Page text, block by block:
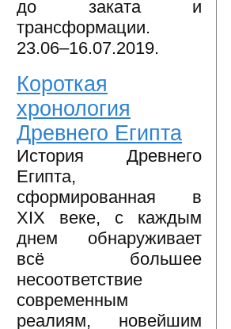
до заката и
трансформации.
23.06–16.07.2019.
Короткая
хронология
Древнего Египта
История Древнего
Египта,
сформированная в
XIX веке, с каждым
днем обнаруживает
всё большее
несоответствие
современным
реалиям, новейшим